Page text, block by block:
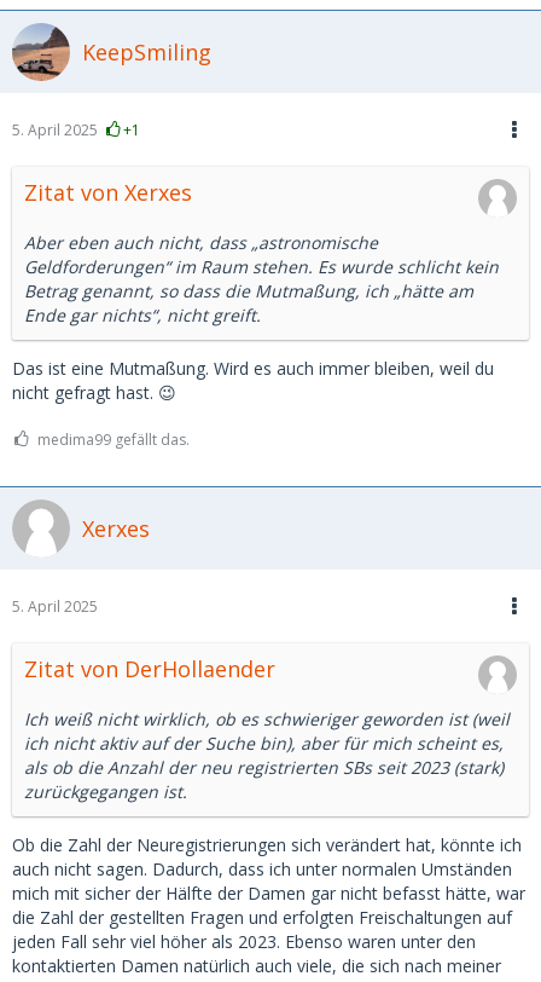
KeepSmiling
5. April 2025 +1
Zitat von Xerxes
Aber eben auch nicht, dass „astronomische
Geldforderungen“ im Raum stehen. Es wurde schlicht kein
Betrag genannt, so dass die Mutmaßung, ich „hätte am
Ende gar nichts“, nicht greift.
Das ist eine Mutmaßung. Wird es auch immer bleiben, weil du
nicht gefragt hast. 😉
medima99 gefällt das.
Xerxes
5. April 2025
Zitat von DerHollaender
Ich weiß nicht wirklich, ob es schwieriger geworden ist (weil
ich nicht aktiv auf der Suche bin), aber für mich scheint es,
als ob die Anzahl der neu registrierten SBs seit 2023 (stark)
zurückgegangen ist.
Ob die Zahl der Neuregistrierungen sich verändert hat, könnte ich
auch nicht sagen. Dadurch, dass ich unter normalen Umständen
mich mit sicher der Hälfte der Damen gar nicht befasst hätte, war
die Zahl der gestellten Fragen und erfolgten Freischaltungen auf
jeden Fall sehr viel höher als 2023. Ebenso waren unter den
kontaktierten Damen natürlich auch viele, die sich nach meiner